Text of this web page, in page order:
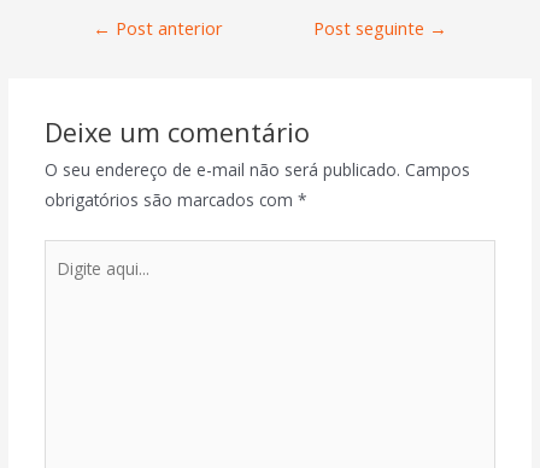
← Post anterior Post seguinte →
Deixe um comentário
O seu endereço de e-mail não será publicado. Campos
obrigatórios são marcados com *